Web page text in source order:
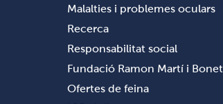
Malalties i problemes oculars
Recerca
Responsabilitat social
Fundació Ramon Martí i Bonet
Ofertes de feina